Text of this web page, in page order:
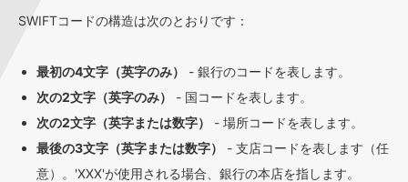
SWIFTコードの構造は次のとおりです：
最初の4文字（英字のみ）
- 銀行のコードを表します。
次の2文字（英字のみ）
- 国コードを表します。
次の2文字（英字または数字）
- 場所コードを表します。
最後の3文字（英字または数字）
- 支店コードを表します（任
意）。'XXX'が使用される場合、銀行の本店を指します。